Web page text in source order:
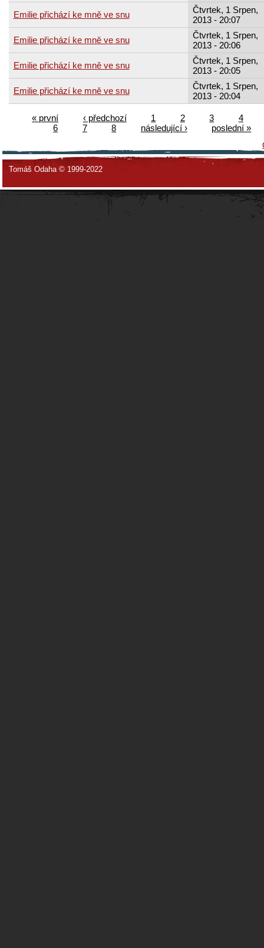
Emilie přichází ke mně ve snu
Čtvrtek, 1 Srpen,
2013 - 20:07
Emilie přichází ke mně ve snu
Čtvrtek, 1 Srpen,
2013 - 20:06
Emilie přichází ke mně ve snu
Čtvrtek, 1 Srpen,
2013 - 20:05
Emilie přichází ke mně ve snu
Čtvrtek, 1 Srpen,
2013 - 20:04
« první ‹ předchozí 1 2 3
4
6
7 8 následující ›
poslední »
Tomáš Odaha © 1999-2022